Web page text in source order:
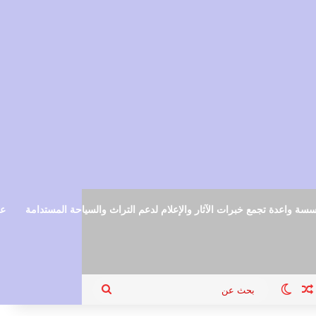
واعدة تجمع خبرات الآثار والإعلام لدعم التراث والسياحة المستدامة
الدخول
مقال عشوائي
الوضع المظلم
بحث